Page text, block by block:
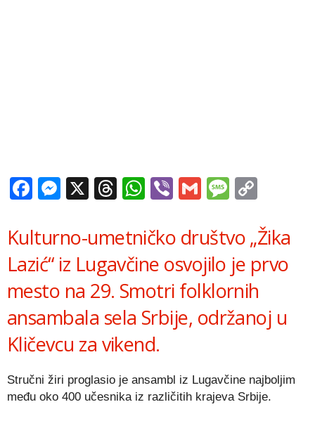
Facebook
Messenger
X Threads
WhatsApp
ViberGmail
Kulturno-umetničko društvo „Žika
Lazić“ iz Lugavčine osvojilo je prvo
mesto na 29. Smotri folklornih
ansambala sela Srbije, održanoj u
Kličevcu za vikend.
Stručni žiri proglasio je ansambl iz Lugavčine najboljim
među oko 400 učesnika iz različitih krajeva Srbije.